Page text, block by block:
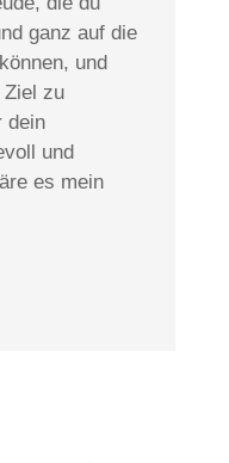
ganz auf die
und
Ziel zu
dein
und
es mein